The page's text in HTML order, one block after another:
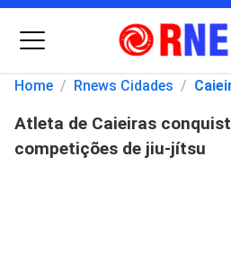
Menu
Pesquisar
por:
Home / Rnews Cidades /
Atleta de Caieiras
competições de jiu-jítsu